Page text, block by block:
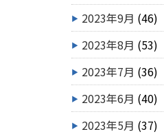
2023年9月 (46)
2023年8月 (53)
2023年7月 (36)
2023年6月 (40)
2023年5月 (37)